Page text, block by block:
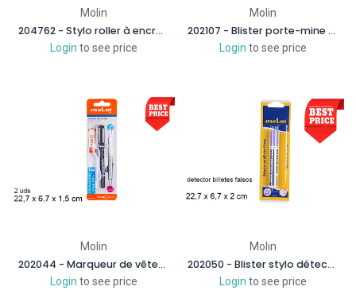
Molin
204762 - Stylo roller à encre noire
Login to see price
Molin
202107 - Blister porte-mine + tube 12 mines 2 mm
Login to see price
Molin
202044 - Marqueur de vêtement noir à double extrémité
Login to see price
Molin
202050 - Blister stylo détecteur de faux billets
Login to see price